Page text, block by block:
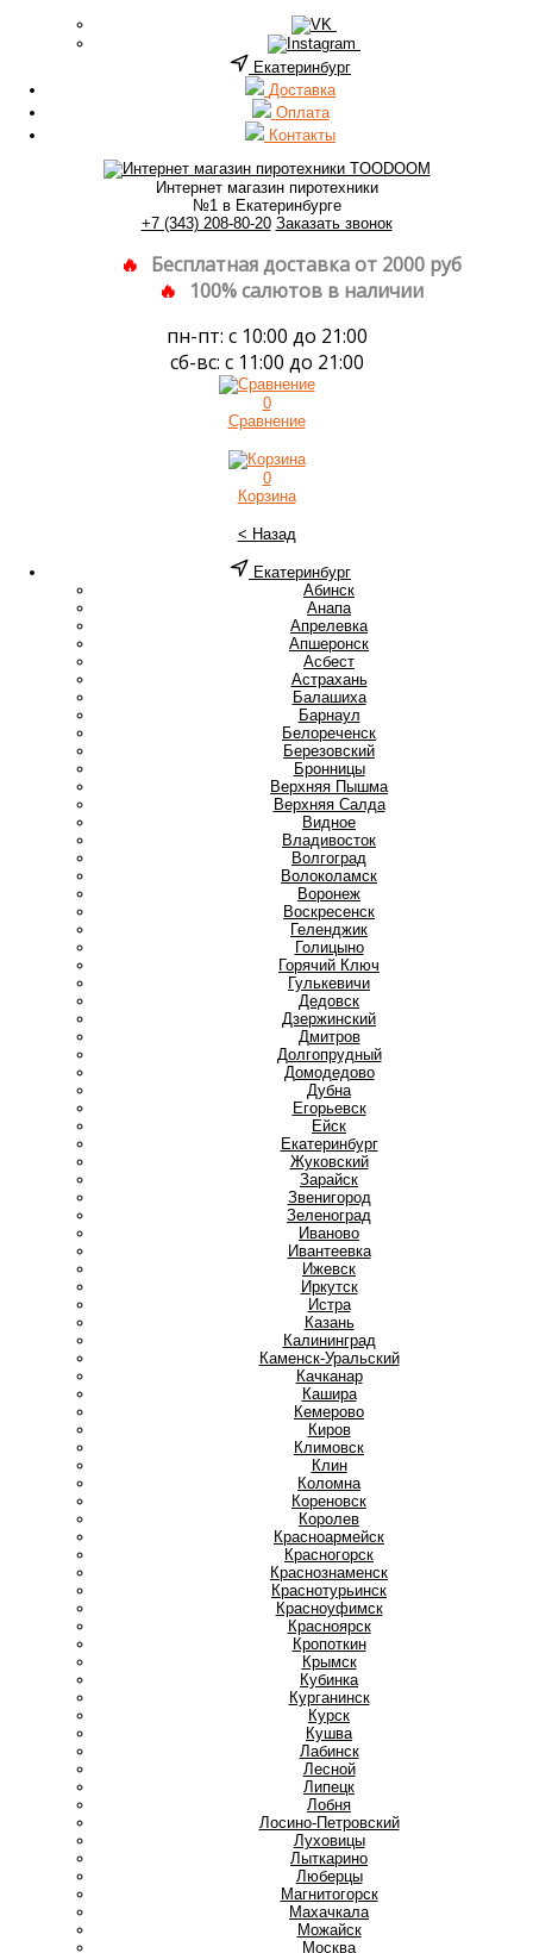
Екатеринбург
Доставка
Оплата
Контакты
Интернет магазин пиротехники
№1 в Екатеринбурге
+7 (343) 208-80-20 Заказать звонок
Бесплатная доставка от 2000 руб
100% салютов в наличии
пн-пт: с 10:00 до 21:00
сб-вс: с 11:00 до 21:00
0
Сравнение
0
Корзина
< Назад
Екатеринбург
Абинск
Анапа
Апрелевка
Апшеронск
Асбест
Астрахань
Балашиха
Барнаул
Белореченск
Березовский
Бронницы
Верхняя Пышма
Верхняя Салда
Видное
Владивосток
Волгоград
Волоколамск
Воронеж
Воскресенск
Геленджик
Голицыно
Горячий Ключ
Гулькевичи
Дедовск
Дзержинский
Дмитров
Долгопрудный
Домодедово
Дубна
Егорьевск
Ейск
Екатеринбург
Жуковский
Зарайск
Звенигород
Зеленоград
Иваново
Ивантеевка
Ижевск
Иркутск
Истра
Казань
Калининград
Каменск-Уральский
Качканар
Кашира
Кемерово
Киров
Климовск
Клин
Коломна
Кореновск
Королев
Красноармейск
Красногорск
Краснознаменск
Краснотурьинск
Красноуфимск
Красноярск
Кропоткин
Крымск
Кубинка
Курганинск
Курск
Кушва
Лабинск
Лесной
Липецк
Лобня
Лосино-Петровский
Луховицы
Лыткарино
Люберцы
Магнитогорск
Махачкала
Можайск
Москва